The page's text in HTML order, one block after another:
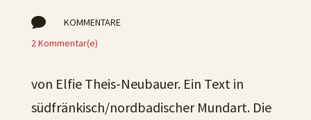

KOMMENTARE
2 Kommentar(e)
von Elfie Theis-Neubauer. Ein Text in
südfränkisch/nordbadischer Mundart. Die